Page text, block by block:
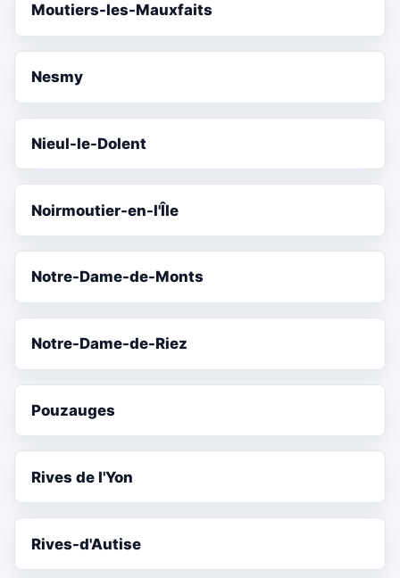
Moutiers-les-Mauxfaits
Nesmy
Nieul-le-Dolent
Noirmoutier-en-l'Île
Notre-Dame-de-Monts
Notre-Dame-de-Riez
Pouzauges
Rives de l'Yon
Rives-d'Autise